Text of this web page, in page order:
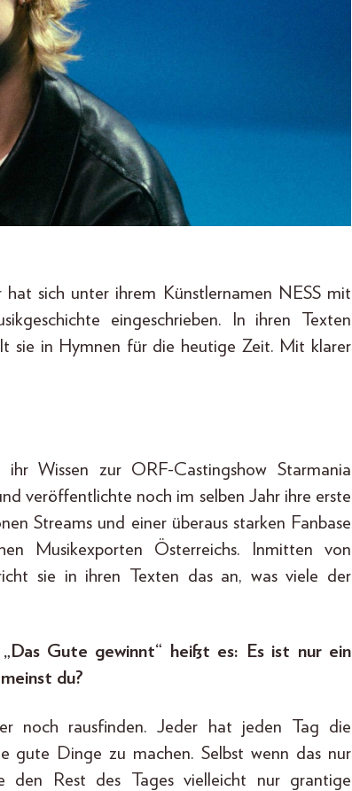
sich unter ihrem Künstlernamen NESS mit
eingeschrieben. In ihren Texten
sie in Hymnen für die heutige Zeit. Mit klarer
Wissen zur ORF-Castingshow Starmania
veröffentlichte noch im selben Jahr ihre erste
Streams und einer überaus starken Fanbase
Musikexporten Österreichs. Inmitten von
sie in ihren Texten das an, was viele der
Gute gewinnt“ heißt es: Es ist nur ein
du?
noch rausfinden. Jeder hat jeden Tag die
gute Dinge zu machen. Selbst wenn das nur
den Rest des Tages vielleicht nur grantige